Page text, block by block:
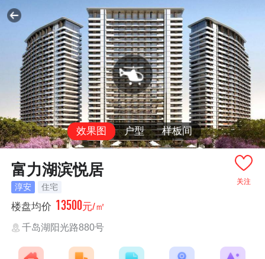
效果图 户型 样板间
关注
富力湖滨悦居
淳安 住宅
楼盘均价 13500元/㎡
千岛湖阳光路880号